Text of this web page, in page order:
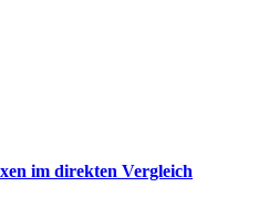
im direkten Vergleich